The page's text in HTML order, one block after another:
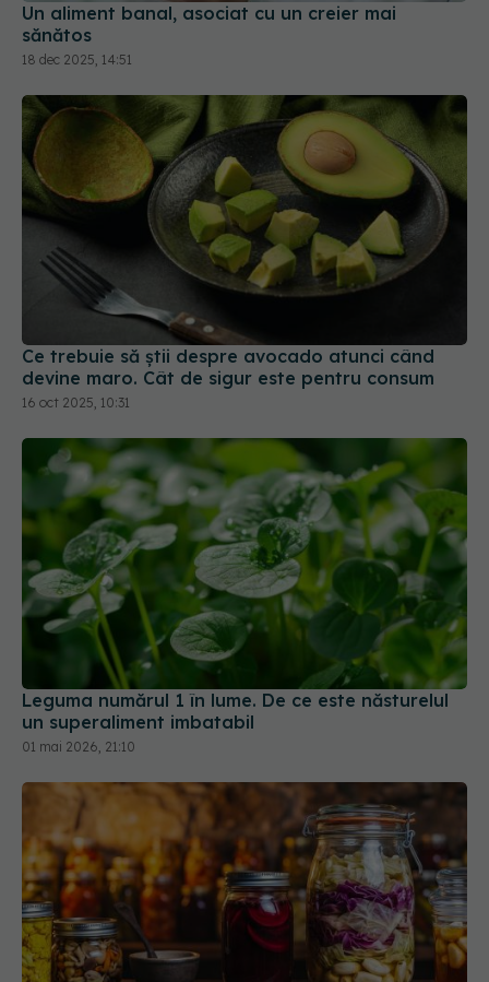
Un aliment banal, asociat cu un creier mai
sănătos
18 dec 2025, 14:51
Ce trebuie să știi despre avocado atunci când
devine maro. Cât de sigur este pentru consum
16 oct 2025, 10:31
Leguma numărul 1 în lume. De ce este năsturelul
un superaliment imbatabil
01 mai 2026, 21:10